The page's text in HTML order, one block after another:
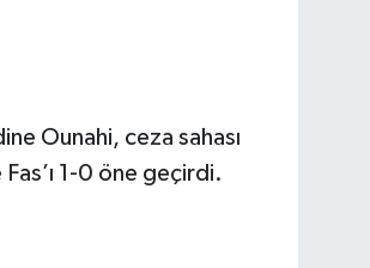
Ounahi, ceza sahası
1-0 öne geçirdi.